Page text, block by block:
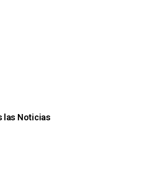
las Noticias